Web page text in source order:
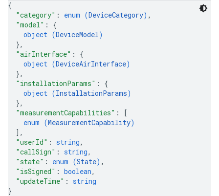
{
"category" : enum (DeviceCategory) ,
"model" : {
object (DeviceModel)
},
"airInterface" : {
object (DeviceAirInterface)
},
"installationParams" : {
object (InstallationParams)
},
"measurementCapabilities" :
[
enum (MeasurementCapability)
] ,
"userId" : string,
"callSign" : string,
"state" : enum (State) ,
"isSigned" : boolean,
"updateTime" : string
}